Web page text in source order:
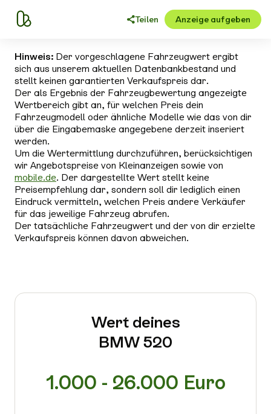
Teilen Anzeige aufgeben
Hinweis: Der vorgeschlagene Fahrzeugwert ergibt
sich aus unserem aktuellen Datenbankbestand und
stellt keinen garantierten Verkaufspreis dar.
Der als Ergebnis der Fahrzeugbewertung angezeigte
Wertbereich gibt an, für welchen Preis dein
Fahrzeugmodell oder ähnliche Modelle wie das von dir
über die Eingabemaske angegebene derzeit inseriert
werden.
Um die Wertermittlung durchzuführen, berücksichtigen
wir Angebotspreise von Kleinanzeigen sowie von
mobile.de. Der dargestellte Wert stellt keine
Preisempfehlung dar, sondern soll dir lediglich einen
Eindruck vermitteln, welchen Preis andere Verkäufer
für das jeweilige Fahrzeug abrufen.
Der tatsächliche Fahrzeugwert und der von dir erzielte
Verkaufspreis können davon abweichen.
Wert deines
BMW 520
1.000 - 26.000 Euro